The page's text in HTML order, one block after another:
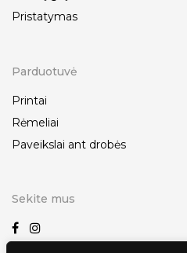
Pristatymas
Parduotuvė
Printai
Rėmeliai
Paveikslai ant drobės
Sekite mus